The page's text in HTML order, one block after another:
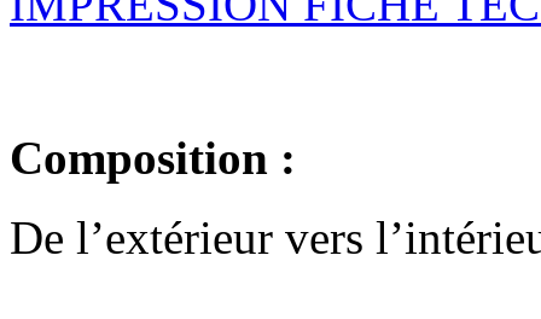
Composition :
De l’extérieur vers